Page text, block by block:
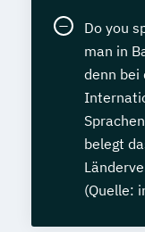
PferdeDo you
man in
denn bei
belegt
(Quelle: